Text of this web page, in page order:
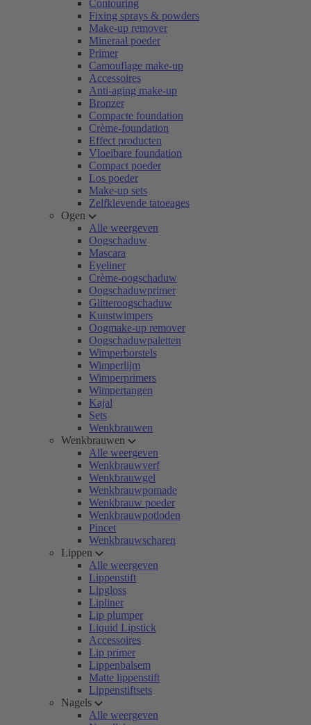
Contouring
Fixing sprays & powders
Make-up remover
Mineraal poeder
Primer
Camouflage make-up
Accessoires
Anti-aging make-up
Bronzer
Compacte foundation
Crème-foundation
Effect producten
Vloeibare foundation
Compact poeder
Los poeder
Make-up sets
Zelfklevende tatoeages
Ogen
Alle weergeven
Oogschaduw
Mascara
Eyeliner
Crème-oogschaduw
Oogschaduwprimer
Glitteroogschaduw
Kunstwimpers
Oogmake-up remover
Oogschaduwpaletten
Wimperborstels
Wimperlijm
Wimperprimers
Wimpertangen
Kajal
Sets
Wenkbrauwen
Wenkbrauwen
Alle weergeven
Wenkbrauwverf
Wenkbrauwgel
Wenkbrauwpomade
Wenkbrauw poeder
Wenkbrauwpotloden
Pincet
Wenkbrauwscharen
Lippen
Alle weergeven
Lippenstift
Lipgloss
Lipliner
Lip plumper
Liquid Lipstick
Accessoires
Lip primer
Lippenbalsem
Matte lippenstift
Lippenstiftsets
Nagels
Alle weergeven